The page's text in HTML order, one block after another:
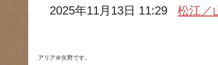
2025年11月13日 11:29松江／
アリア＠矢野です。